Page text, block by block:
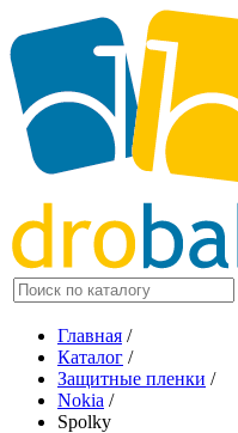
Главная /
Каталог /
Защитные пленки /
Nokia /
Spolky